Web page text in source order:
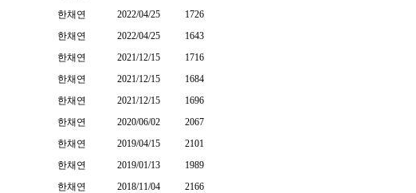
한채연 2022/04/25
1726
한채연 2022/04/25
1643
한채연 2021/12/15
1716
한채연 2021/12/15
1684
한채연 2021/12/15
1696
한채연 2020/06/02
2067
한채연 2019/04/15
2101
한채연 2019/01/13
1989
한채연 2018/11/04
2166